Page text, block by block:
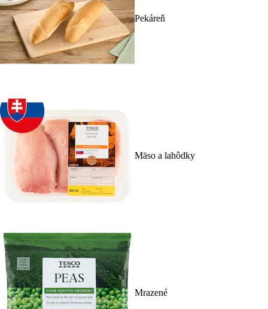
Pekáreň
Mäso a lahôdky
Mrazené